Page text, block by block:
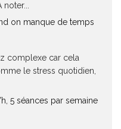
on manque de temps
complexe car cela
le stress quotidien,
5 séances par semaine